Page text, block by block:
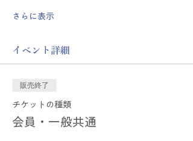
さらに表示
イベント詳細
販売終了
チケットの種類
会員・一般共通